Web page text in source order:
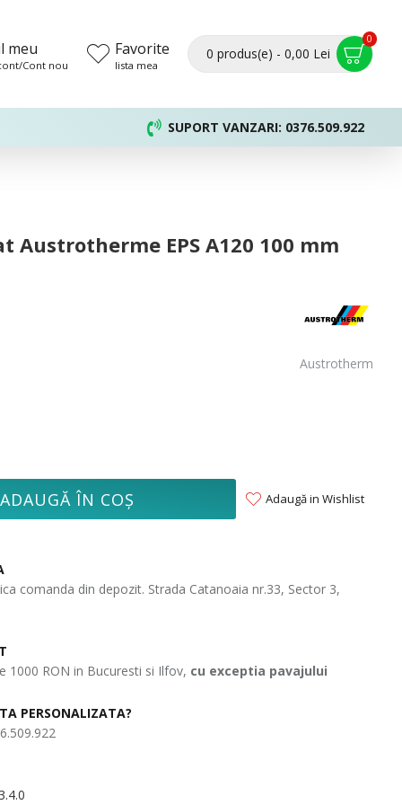
meu
Cont nou
Favorite
lista mea
0 produs(e) - 0,00 Lei
0
SUPORT VANZARI: 0376.509.922
Austrotherme EPS A120 100 mm
Austrotherm
ADAUGĂ ÎN COŞ Adaugă in Wishlist
comanda din depozit. Strada Catanoaia nr.33, Sector 3,
1000 RON in Bucuresti si Ilfov, cu exceptia pavajului
PERSONALIZATA?